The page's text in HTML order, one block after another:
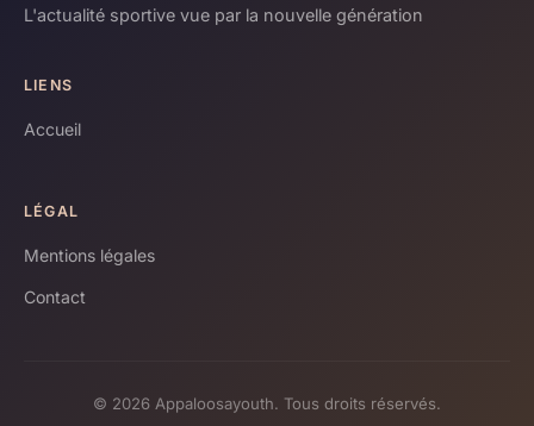
L'actualité sportive vue par la nouvelle génération
LIENS
Accueil
LÉGAL
Mentions légales
Contact
© 2026 Appaloosayouth. Tous droits réservés.